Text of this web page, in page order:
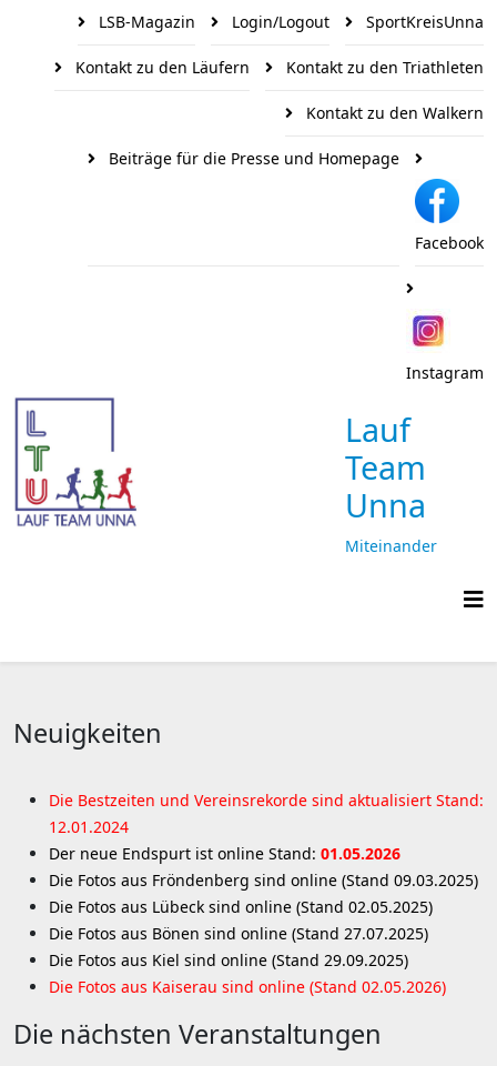
LSB-Magazin Login/Logout SportKreisUnna
Kontakt zu den Läufern Kontakt zu den Triathleten
Kontakt zu den Walkern
Beiträge für die Presse und Homepage
Facebook
Instagram
Lauf
Team
Unna
Miteinander
Neuigkeiten
Die Bestzeiten und Vereinsrekorde sind aktualisiert Stand:
12.01.2024
Der neue Endspurt ist online Stand: 01.05.2026
Die Fotos aus Fröndenberg sind online (Stand 09.03.2025)
Die Fotos aus Lübeck sind online (Stand 02.05.2025)
Die Fotos aus Bönen sind online (Stand 27.07.2025)
Die Fotos aus Kiel sind online (Stand 29.09.2025)
Die Fotos aus Kaiserau sind online (Stand 02.05.2026)
Die nächsten Veranstaltungen